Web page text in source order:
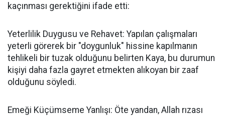
kaçınması gerektiğini ifade etti:
Yeterlilik Duygusu ve Rehavet: Yapılan çalışmaları
yeterli görerek bir "doygunluk" hissine kapılmanın
tehlikeli bir tuzak olduğunu belirten Kaya, bu durumun
kişiyi daha fazla gayret etmekten alıkoyan bir zaaf
olduğunu söyledi.
Emeği Küçümseme Yanlışı: Öte yandan, Allah rızası